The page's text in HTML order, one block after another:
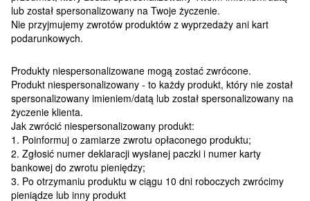
lub został spersonalizowany na Twoje życzenie.
Nie przyjmujemy zwrotów produktów z wyprzedaży ani kart
podarunkowych.
Produkty niespersonalizowane mogą zostać zwrócone.
Produkt niespersonalizowany - to każdy produkt, który nie został
spersonalizowany imieniem/datą lub został spersonalizowany na
życzenie klienta.
Jak zwrócić niespersonalizowany produkt:
1. Poinformuj o zamiarze zwrotu opłaconego produktu;
2. Zgłosić numer deklaracji wysłanej paczki i numer karty
bankowej do zwrotu pieniędzy;
3. Po otrzymaniu produktu w ciągu 10 dni roboczych zwrócimy
pieniądze lub inny produkt